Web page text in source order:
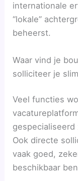
internationale
“lokale”
beheerst.
Waar vind je
solliciteer je
Veel functies
Ook directe
vaak goed,
beschikbaar